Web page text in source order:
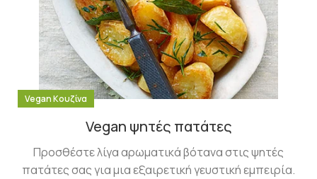
Vegan Κουζίνα
Vegan ψητές πατάτες
Προσθέστε λίγα αρωματικά βότανα στις ψητές
πατάτες σας για μια εξαιρετική γευστική εμπειρία.